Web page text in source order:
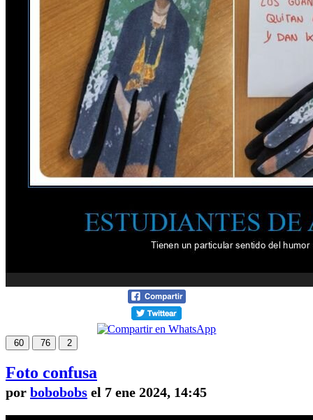
60 76 2
Foto confusa
por bobobobs el 7 ene 2024, 14:45